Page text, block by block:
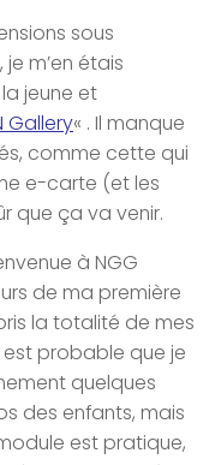
sous
m’en étais
jeune et
Gallery« . Il manque
comme cette qui
e-carte (et les
que ça va venir.
à NGG
de ma première
la totalité de mes
est probable que je
quelques
des enfants, mais
est pratique,